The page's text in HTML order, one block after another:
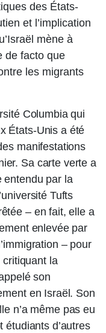
des États-
et l’implication
mène à
de facto que
les migrants
Columbia qui
États-Unis a été
manifestations
Sa carte verte a
entendu par la
Tufts
– en fait, elle a
enlevée par
– pour
la
son
en Israël. Son
n’a même pas eu
étudiants d’autres